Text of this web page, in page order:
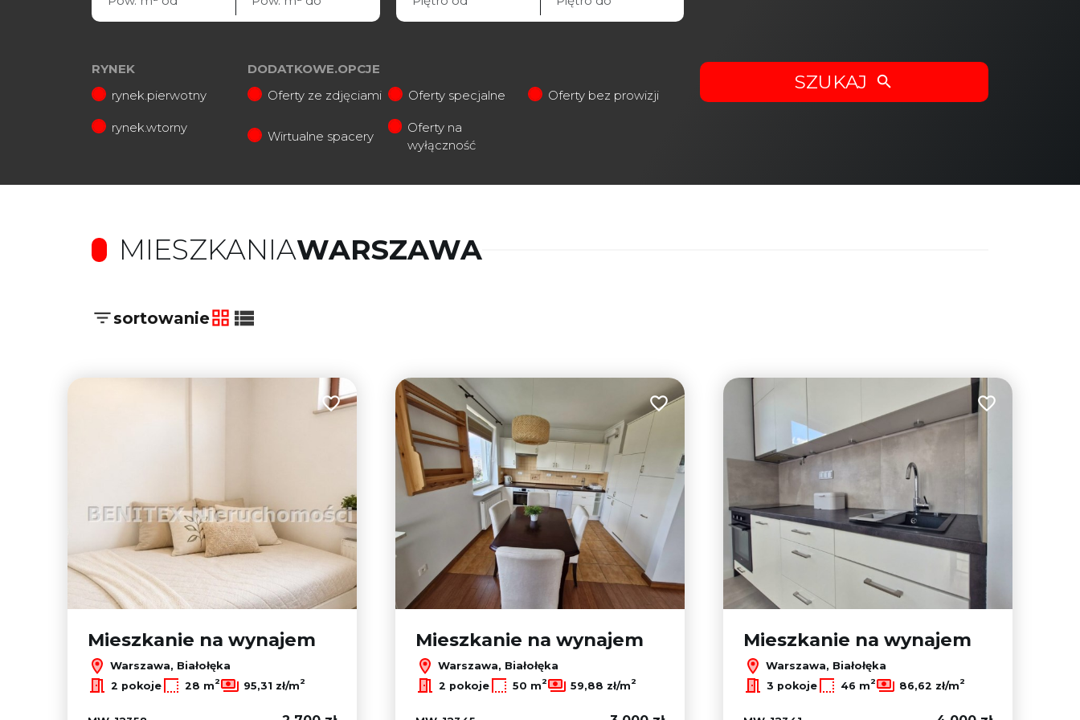
RYNEK
rynek.pierwotny
rynek.wtorny
DODATKOWE.OPCJE
Oferty ze zdjęciami
Oferty specjalne Oferty bez prowizji
Wirtualne spacery
Oferty na
wyłączność
SZUKAJ
MIESZKANIAWARSZAWA
sortowanie
tabela
lista
Dodaj do ulubionych
Mieszkanie na wynajem
Warszawa, Białołęka
2 pokoje 28 m2 95,31 zł/m2
Dodaj do ulubionych
Mieszkanie na wynajem
Warszawa, Białołęka
2 pokoje 50 m2 59,88 zł/m2
Dodaj do
Mieszkanie na wynajem
Warszawa, Białołęka
3 pokoje 46 m2 86,62 zł/m2